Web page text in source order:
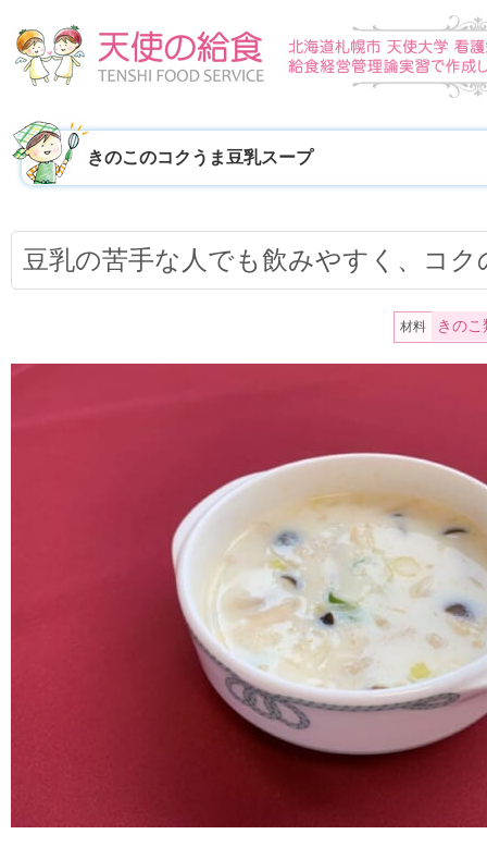
きのこのコクうま豆乳スープ
豆乳の苦手な人でも飲みやすく、コ
材料 きのこ